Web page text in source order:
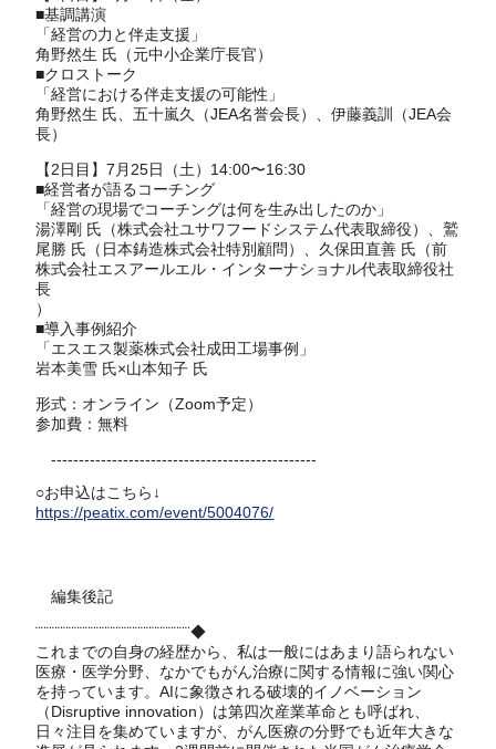
■基調講演
「経営の力と伴走支援」
角野然生 氏（元中小企業庁長官）
■クロストーク
「経営における伴走支援の可能性」
角野然生 氏、五十嵐久（JEA名誉会長）、伊藤義訓（JEA会
長）
【2日目】7月25日（土）14:00〜16:30
■経営者が語るコーチング
「経営の現場でコーチングは何を生み出したのか」
湯澤剛 氏（株式会社ユサワフードシステム代表取締役）、鷲
尾勝 氏（日本鋳造株式会社特別顧問）、久保田直善 氏（前
株式会社エスアールエル・インターナショナル代表取締役社
長
）
■導入事例紹介
「エスエス製薬株式会社成田工場事例」
岩本美雪 氏×山本知子 氏
形式：オンライン（Zoom予定）
参加費：無料
------------------------------------------------
○お申込はこちら↓
https://peatix.com/event/5004076/
編集後記
¨¨¨¨¨¨¨¨¨¨¨¨¨¨¨¨¨¨¨¨¨¨¨¨¨¨¨¨◆
これまでの自身の経歴から、私は一般にはあまり語られない
医療・医学分野、なかでもがん治療に関する情報に強い関心
を持っています。AIに象徴される破壊的イノベーション
（Disruptive innovation）は第四次産業革命とも呼ばれ、
日々注目を集めていますが、がん医療の分野でも近年大きな